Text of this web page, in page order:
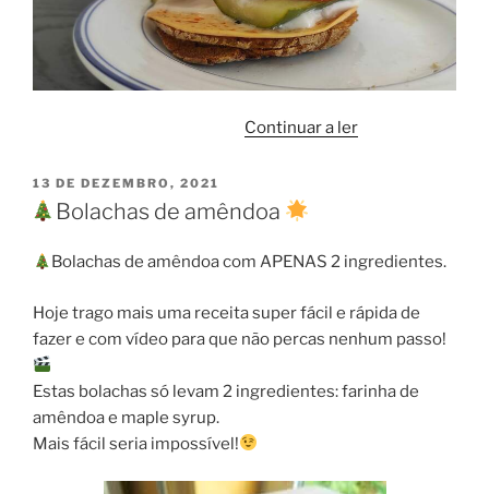
Continuar a ler“It’s
burger”
PUBLICADO
EM
13 DE DEZEMBRO, 2021
Bolachas de amêndoa
Bolachas de amêndoa com APENAS 2 ingredientes.
Hoje trago mais uma receita super fácil e rápida de
fazer e com vídeo para que não percas nenhum passo!
Estas bolachas só levam 2 ingredientes: farinha de
amêndoa e maple syrup.
Mais fácil seria impossível!